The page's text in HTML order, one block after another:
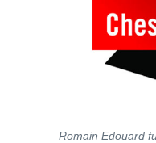
Romain Edouard